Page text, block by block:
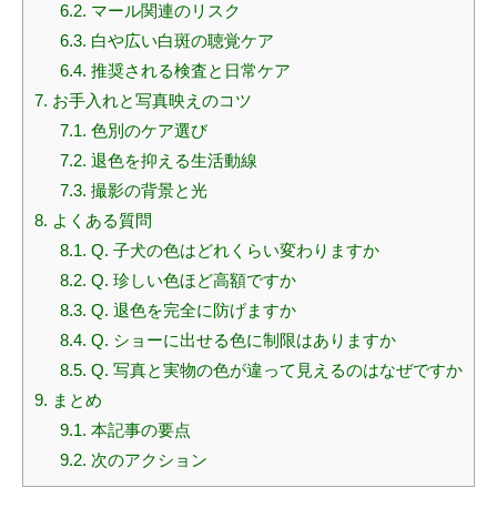
6.2. マール関連のリスク
6.3. 白や広い白斑の聴覚ケア
6.4. 推奨される検査と日常ケア
7. お手入れと写真映えのコツ
7.1. 色別のケア選び
7.2. 退色を抑える生活動線
7.3. 撮影の背景と光
8. よくある質問
8.1. Q. 子犬の色はどれくらい変わりますか
8.2. Q. 珍しい色ほど高額ですか
8.3. Q. 退色を完全に防げますか
8.4. Q. ショーに出せる色に制限はありますか
8.5. Q. 写真と実物の色が違って見えるのはなぜですか
9. まとめ
9.1. 本記事の要点
9.2. 次のアクション